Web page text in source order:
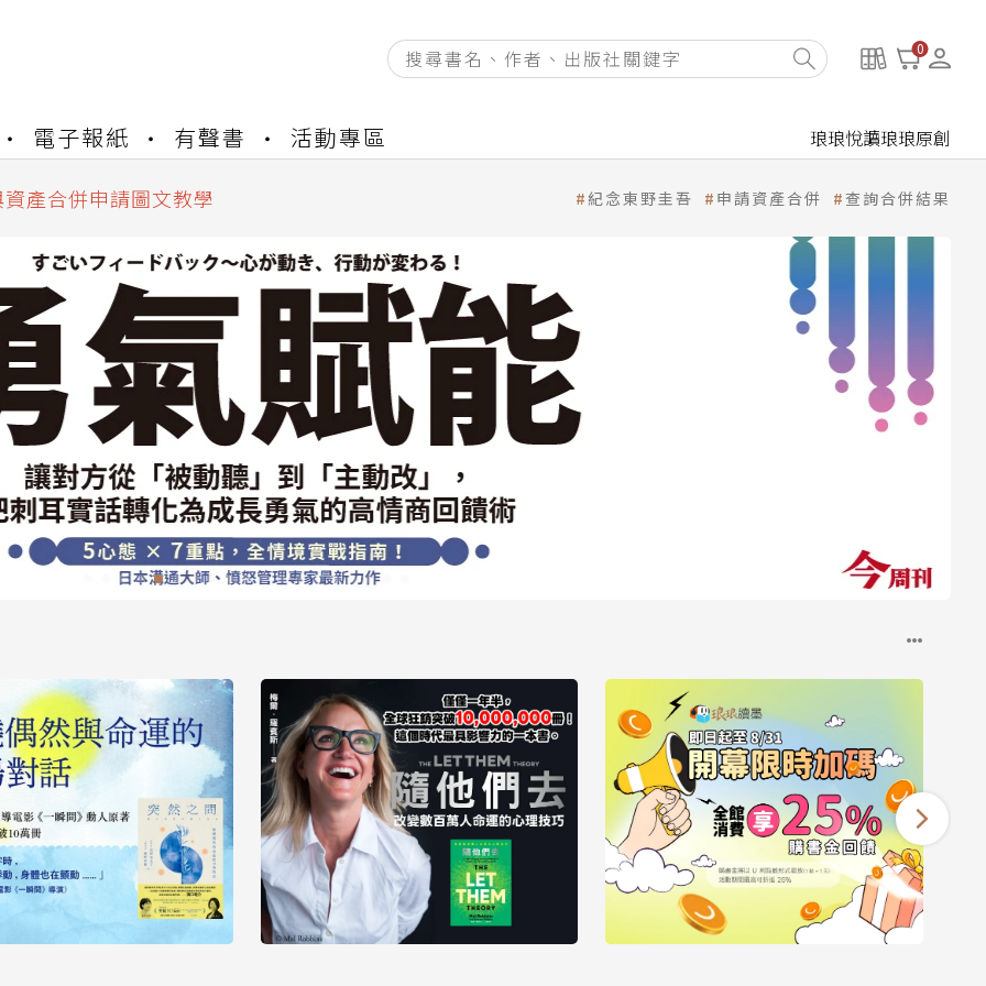
0
電子報紙 有聲書 活動專區 琅琅悅讀琅琅原創
合併結果查詢
紀念東野圭吾 申請資產合併 查詢合併結果